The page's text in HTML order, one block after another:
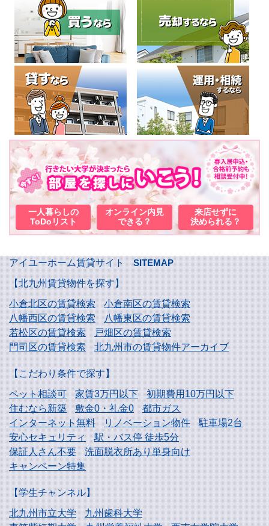
一人暮らしの
ToDoリスト
オンライン内見
できる？
来店せずに
決められる？
アイユーホーム賃貸サイト
SITEMAP
【北九州賃貸物件を探す】
小倉北区の賃貸検索
小倉南区の賃貸検索
八幡西区の賃貸検索
八幡東区の賃貸検索
若松区の賃貸検索
戸畑区の賃貸検索
門司区の賃貸検索
北九州市の賃貸物件アーカイブ
【こだわり条件で探す】
ペット相談可
家賃3万円以下
初期費用10万円以下
住むなら新築
敷金0・礼金0
都市ガス
インターネット無料
リノベーション物件
駐車場2台
安心セキュリティ
駅・バス停 徒歩5分
保証人さん不要
洗面脱衣所あり単身向け
キャンペーン特集
【学生チャンネル】
北九州市立大学
九州歯科大学